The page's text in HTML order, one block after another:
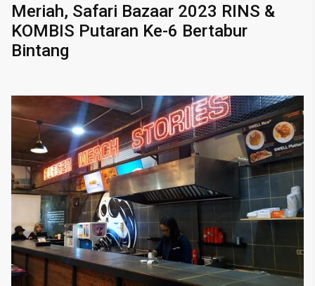
Meriah, Safari Bazaar 2023 RINS &
KOMBIS Putaran Ke-6 Bertabur
Bintang